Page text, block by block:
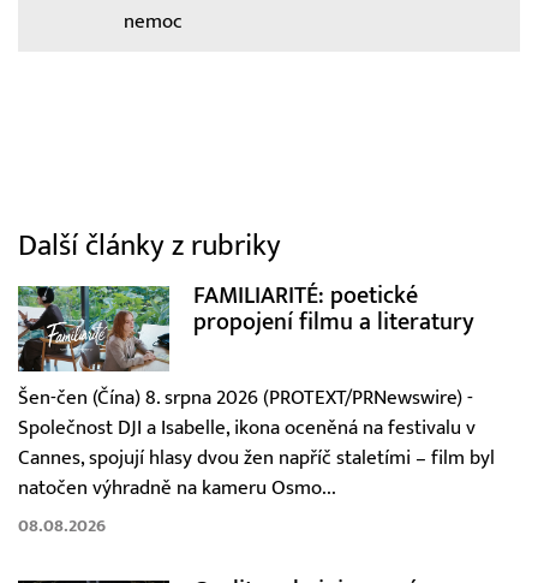
nemoc
Další články z rubriky
FAMILIARITÉ: poetické
propojení filmu a literatury
Šen-čen (Čína) 8. srpna 2026 (PROTEXT/PRNewswire) -
Společnost DJI a Isabelle, ikona oceněná na festivalu v
Cannes, spojují hlasy dvou žen napříč staletími – film byl
natočen výhradně na kameru Osmo...
08.08.2026